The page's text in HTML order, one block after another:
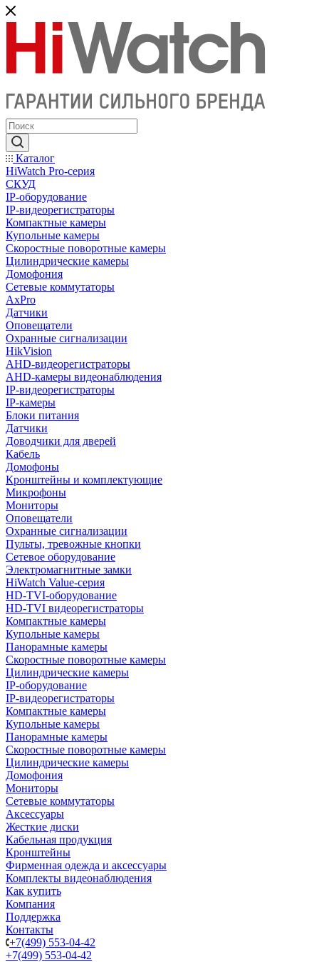
Каталог
HiWatch Pro-серия
CКУД
IP-оборудование
IP-видеорегистраторы
Компактные камеры
Купольные камеры
Скоростные поворотные камеры
Цилиндрические камеры
Домофония
Сетевые коммутаторы
AxPro
Датчики
Оповещатели
Охранные сигнализации
HikVision
AHD-видеорегистраторы
AHD-камеры видеонаблюдения
IP-видеорегистраторы
IP-камеры
Блоки питания
Датчики
Доводчики для дверей
Кабель
Домофоны
Кронштейны и комплектующие
Микрофоны
Мониторы
Оповещатели
Охранные сигнализации
Пульты, тревожные кнопки
Сетевое оборудование
Электромагнитные замки
HiWatch Value-серия
HD-TVI-оборудование
HD-TVI видеорегистраторы
Компактные камеры
Купольные камеры
Панорамные камеры
Скоростные поворотные камеры
Цилиндрические камеры
IP-оборудование
IP-видеорегистраторы
Компактные камеры
Купольные камеры
Панорамные камеры
Скоростные поворотные камеры
Цилиндрические камеры
Домофония
Мониторы
Сетевые коммутаторы
Аксессуары
Жесткие диски
Кабельная продукция
Кронштейны
Фирменная одежда и аксессуары
Комплекты видеонаблюдения
Как купить
Компания
Поддержка
Контакты
+7(499) 553-04-42
+7(499) 553-04-42